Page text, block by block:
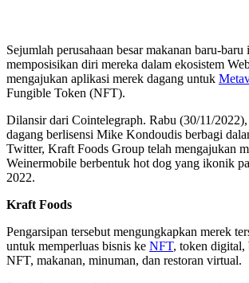
Sejumlah perusahaan besar makanan baru-baru
memposisikan diri mereka dalam ekosistem
mengajukan aplikasi merek dagang untuk
Fungible Token (NFT).
Dilansir dari Cointelegraph. Rabu (30/11/2022),
dagang berlisensi Mike Kondoudis berbagi
Twitter, Kraft Foods Group telah mengajukan
Weinermobile berbentuk hot dog yang ikonik
2022.
Kraft Foods
Pengarsipan tersebut mengungkapkan merek
untuk memperluas bisnis ke NFT, token digital,
NFT, makanan, minuman, dan restoran virtual.